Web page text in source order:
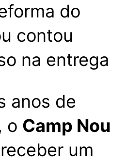
do
contou
na entrega
anos de
o Camp Nou
um